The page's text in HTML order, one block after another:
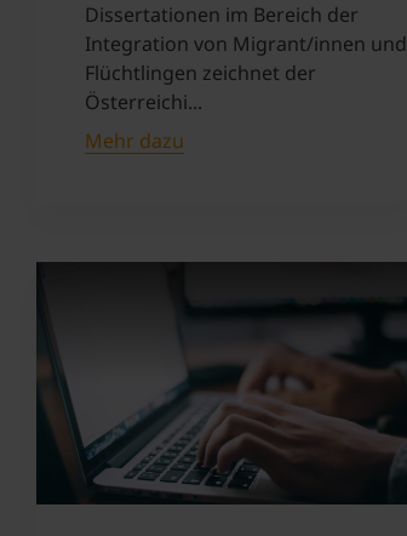
Dissertationen im Bereich der
Integration von Migrant/innen und
Flüchtlingen zeichnet der
Österreichi...
Mehr dazu